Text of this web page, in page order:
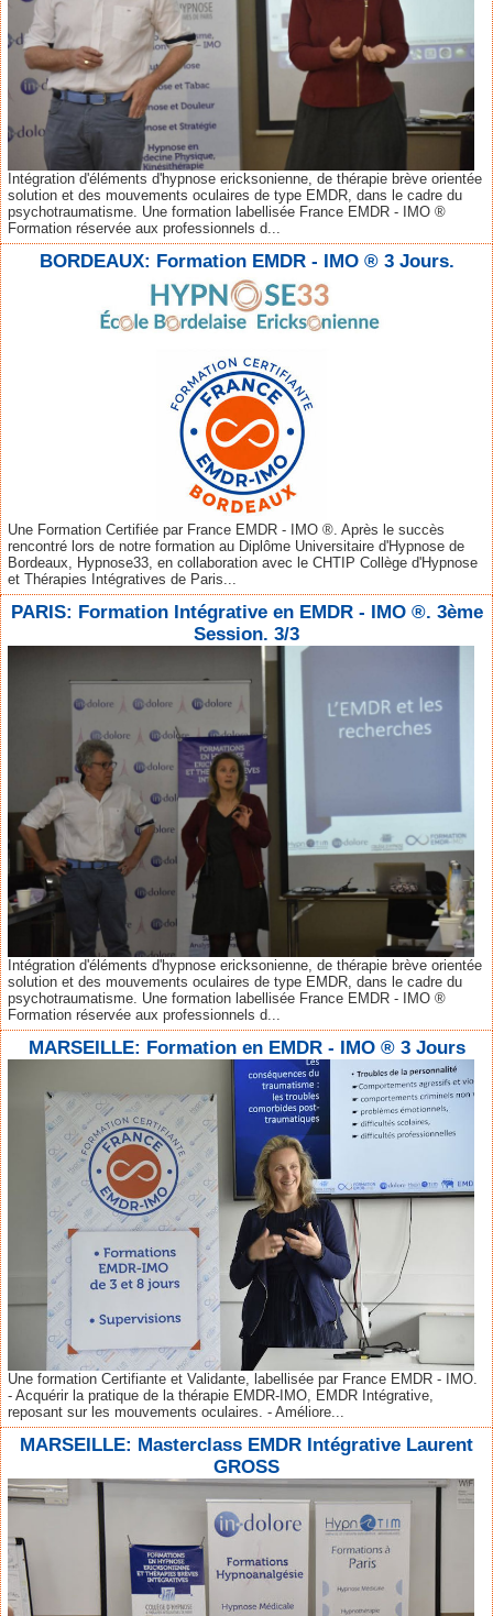
Intégration d'éléments d'hypnose ericksonienne, de thérapie brève orientée
solution et des mouvements oculaires de type EMDR, dans le cadre du
psychotraumatisme. Une formation labellisée France EMDR - IMO ®
Formation réservée aux professionnels d...
BORDEAUX: Formation EMDR - IMO ® 3 Jours.
Une Formation Certifiée par France EMDR - IMO ®. Après le succès
rencontré lors de notre formation au Diplôme Universitaire d'Hypnose de
Bordeaux, Hypnose33, en collaboration avec le CHTIP Collège d'Hypnose
et Thérapies Intégratives de Paris...
PARIS: Formation Intégrative en EMDR - IMO ®. 3ème
Session. 3/3
Intégration d'éléments d'hypnose ericksonienne, de thérapie brève orientée
solution et des mouvements oculaires de type EMDR, dans le cadre du
psychotraumatisme. Une formation labellisée France EMDR - IMO ®
Formation réservée aux professionnels d...
MARSEILLE: Formation en EMDR - IMO ® 3 Jours
Une formation Certifiante et Validante, labellisée par France EMDR - IMO.
- Acquérir la pratique de la thérapie EMDR-IMO, EMDR Intégrative,
reposant sur les mouvements oculaires. - Améliore...
MARSEILLE: Masterclass EMDR Intégrative Laurent
GROSS